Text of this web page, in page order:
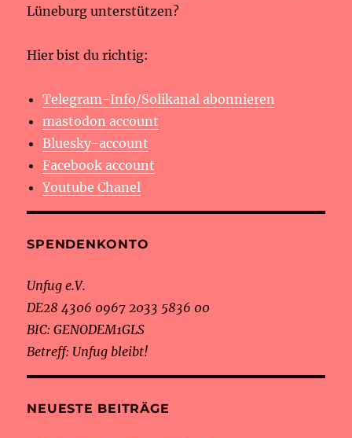
Lüneburg unterstützen?
Hier bist du richtig:
Telegram-Info/Solikanal abonnieren
mastodon account
Bluesky-account
Facebook account
Youtube Chanel
SPENDENKONTO
Unfug e.V.
DE28 4306 0967 2033 5836 00
BIC: GENODEM1GLS
Betreff: Unfug bleibt!
NEUESTE BEITRÄGE